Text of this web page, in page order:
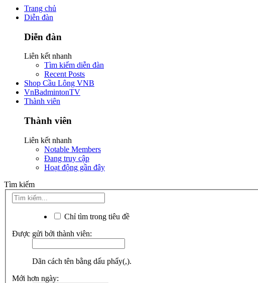
Trang chủ
Diễn đàn
Diễn đàn
Liên kết nhanh
Tìm kiếm diễn đàn
Recent Posts
Shop Cầu Lông VNB
VnBadmintonTV
Thành viên
Thành viên
Liên kết nhanh
Notable Members
Đang truy cập
Hoạt động gần đây
Tìm kiếm
Chỉ tìm trong tiêu đề
Được gửi bởi thành viên:
Dãn cách tên bằng dấu phẩy(,).
Mới hơn ngày: